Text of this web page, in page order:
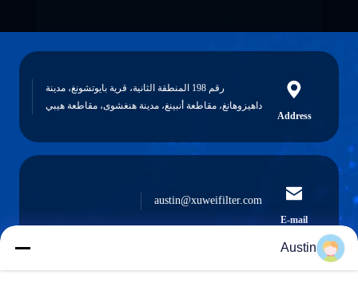
Address
رقم 198 المنطقة الثانية، قرية بايوتشونغ، مدينة
داهيزوهانغ، مقاطعة أنبينغ، مدينة هنغشوى، مقاطعة هيبي
E-mail
austin@xuweifilter.com
Austin